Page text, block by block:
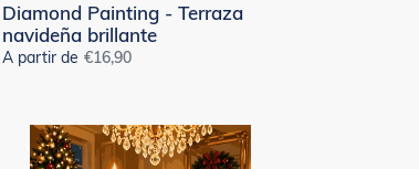
Diamond Painting - Terraza
navideña brillante
A partir de Precio
€16,90
Diamond
Painting